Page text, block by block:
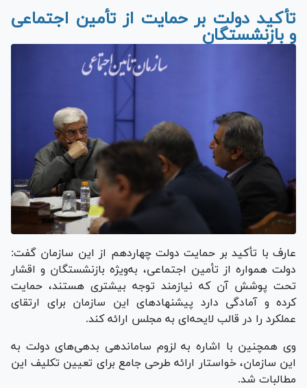
تأکید دولت بر حمایت از تأمین اجتماعی
و بازنشستگان
عارف با تأکید بر حمایت دولت چهاردهم از این سازمان گفت:
دولت همواره از تأمین اجتماعی، به‌ویژه بازنشستگان و اقشار
تحت پوشش آن که نیازمند توجه بیشتری هستند، حمایت
کرده و آمادگی دارد پیشنهاد‌های این سازمان برای ارتقای
عملکرد را در قالب لایحه‌ای به مجلس ارائه کند.
وی همچنین با اشاره به لزوم ساماندهی بدهی‌های دولت به
این سازمان، خواستار ارائه طرحی جامع برای تعیین تکلیف این
مطالبات شد.